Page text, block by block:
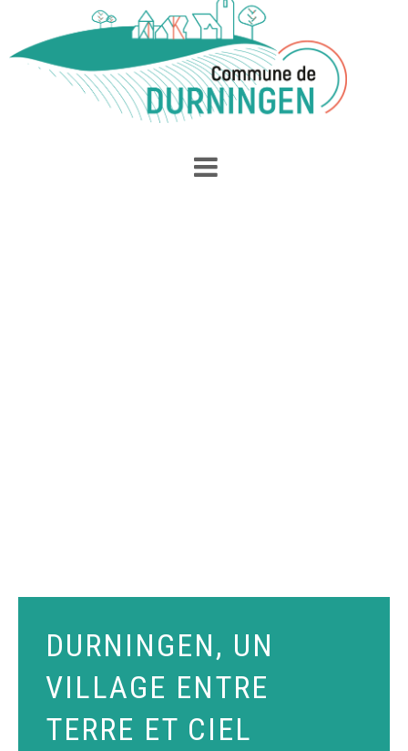
DURNINGEN, UN
VILLAGE ENTRE
TERRE ET CIEL